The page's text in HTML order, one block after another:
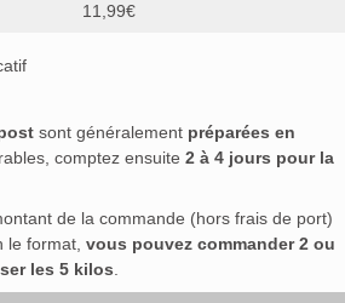
11,99€
sont généralement préparées en
comptez ensuite 2 à 4 jours pour la
de la commande (hors frais de port)
le format, vous pouvez commander 2 ou
les 5 kilos.